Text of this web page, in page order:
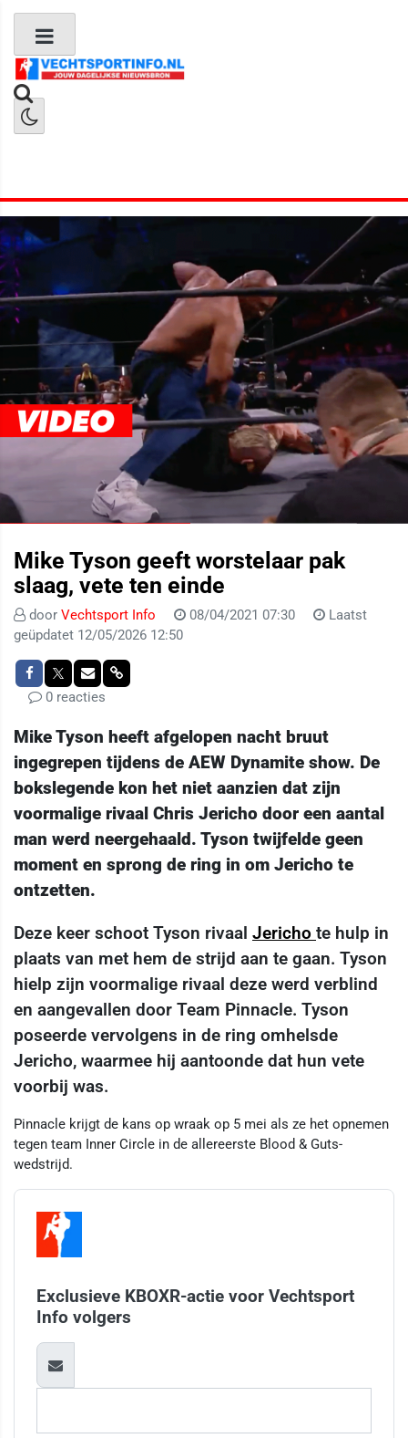
Mike Tyson geeft worstelaar pak
slaag, vete ten einde
door Vechtsport Info 08/04/2021 07:30
Laatst
geüpdatet 12/05/2026 12:50
0 reacties
Mike Tyson heeft afgelopen nacht bruut
ingegrepen tijdens de AEW Dynamite show. De
bokslegende kon het niet aanzien dat zijn
voormalige rivaal Chris Jericho door een aantal
man werd neergehaald. Tyson twijfelde geen
moment en sprong de ring in om Jericho te
ontzetten.
Deze keer schoot Tyson rivaal Jericho te hulp in
plaats van met hem de strijd aan te gaan. Tyson
hielp zijn voormalige rivaal deze werd verblind
en aangevallen door Team Pinnacle. Tyson
poseerde vervolgens in de ring omhelsde
Jericho, waarmee hij aantoonde dat hun vete
voorbij was.
Pinnacle krijgt de kans op wraak op 5 mei als ze het opnemen
tegen team Inner Circle in de allereerste Blood & Guts-
wedstrijd.
Exclusieve KBOXR-actie voor Vechtsport
Info volgers